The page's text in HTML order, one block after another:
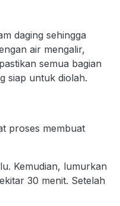
daging sehingga
air mengalir,
semua bagian
siap untuk diolah.
proses membuat
Kemudian, lumurkan
30 menit. Setelah